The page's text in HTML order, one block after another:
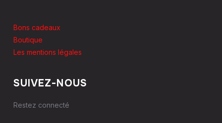
Bons cadeaux
Boutique
Les mentions légales
SUIVEZ-NOUS
Restez connecté